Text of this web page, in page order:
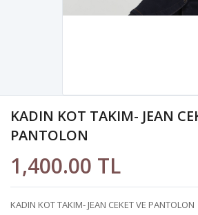
KADIN KOT TAKIM- JEAN
PANTOLON
1,400.00 TL
KADIN KOT TAKIM- JEAN CEKET VE PANTOLON